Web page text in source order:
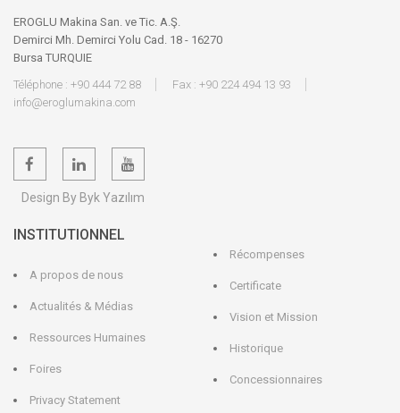
EROGLU Makina San. ve Tic. A.Ş.
Demirci Mh. Demirci Yolu Cad. 18 - 16270
Bursa TURQUIE
Téléphone : +90 444 72 88
Fax : +90 224 494 13 93
info@eroglumakina.com
Design By Byk Yazılım
INSTITUTIONNEL
A propos de nous
Actualités & Médias
Ressources Humaines
Foires
Privacy Statement
Récompenses
Certificate
Vision et Mission
Historique
Concessionnaires